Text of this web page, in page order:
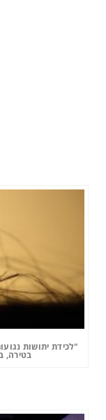
"לכידת יתושות
בטירה,